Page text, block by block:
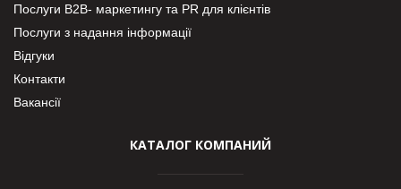
Послуги В2В- маркетингу та PR для клієнтів
Послуги з надання інформації
Відгуки
Контакти
Вакансії
КАТАЛОГ КОМПАНИЙ